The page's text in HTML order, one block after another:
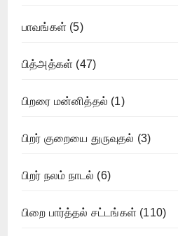
பாவங்கள் (5)
பித்அத்கள் (47)
பிறரை மன்னித்தல் (1)
பிறர் குறையை துருவுதல் (3)
பிறர் நலம் நாடல் (6)
பிறை பார்த்தல் சட்டங்கள் (110)